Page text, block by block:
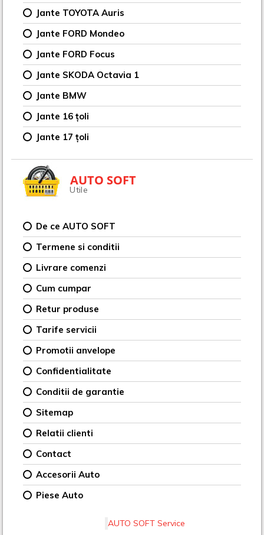
Jante TOYOTA Auris
Jante FORD Mondeo
Jante FORD Focus
Jante SKODA Octavia 1
Jante BMW
Jante 16 țoli
Jante 17 țoli
AUTO SOFT
Utile
De ce AUTO SOFT
Termene si conditii
Livrare comenzi
Cum cumpar
Retur produse
Tarife servicii
Promotii anvelope
Confidentialitate
Conditii de garantie
Sitemap
Relatii clienti
Contact
Accesorii Auto
Piese Auto
AUTO SOFT Service